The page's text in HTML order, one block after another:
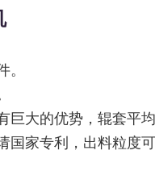
。
巨大的优势，辊套平
国家专利，出料粒度